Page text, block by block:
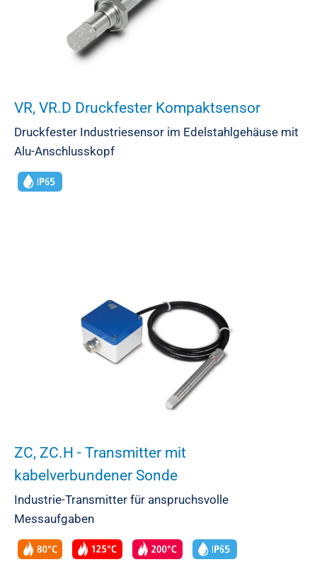
VR, VR.D Druckfester Kompaktsensor
Druckfester Industriesensor im Edelstahlgehäuse mit
Alu-Anschlusskopf
ZC, ZC.H - Transmitter mit
kabelverbundener Sonde
Industrie-Transmitter für anspruchsvolle
Messaufgaben